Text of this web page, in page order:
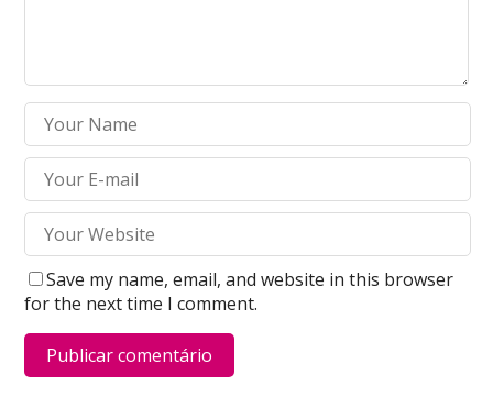
Save my name, email, and website in this browser
for the next time I comment.